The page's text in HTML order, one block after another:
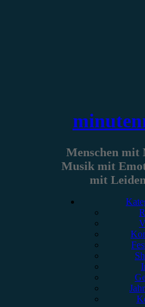
Menschen mit
Musik mit
mit